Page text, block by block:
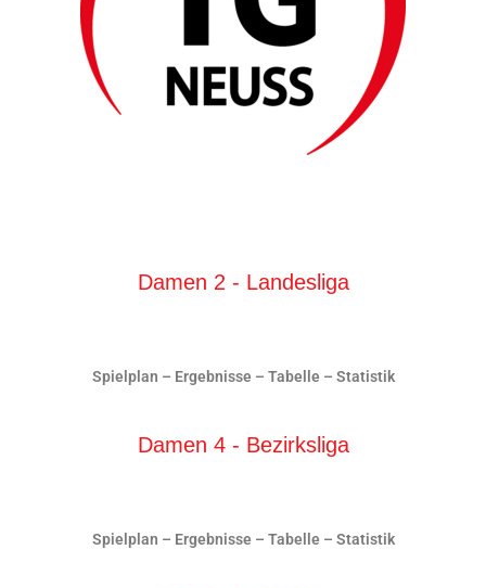
Damen 2 - Landesliga
Spielplan – Ergebnisse – Tabelle – Statistik
Damen 4 - Bezirksliga
Spielplan – Ergebnisse – Tabelle – Statistik